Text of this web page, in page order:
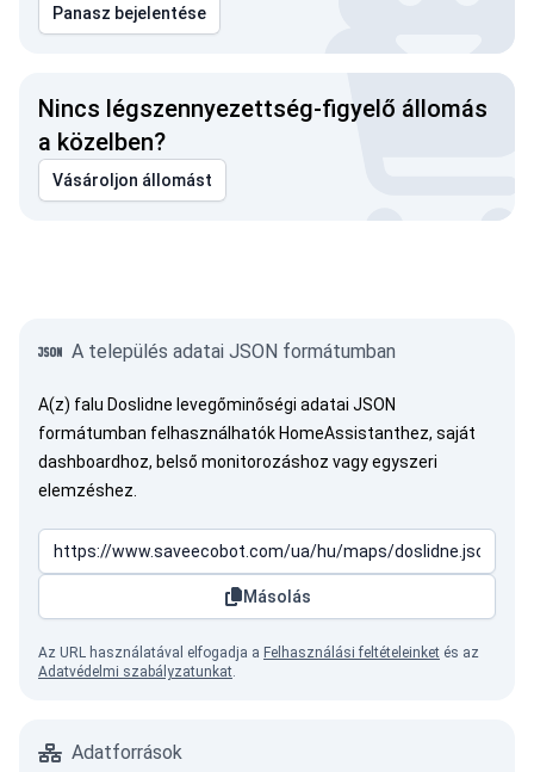
Panasz bejelentése
Nincs légszennyezettség-figyelő állomás
a közelben?
Vásároljon állomást
A település adatai JSON formátumban
A(z) falu Doslidne levegőminőségi adatai JSON
formátumban felhasználhatók HomeAssistanthez, saját
dashboardhoz, belső monitorozáshoz vagy egyszeri
elemzéshez.
Másolás
Az URL használatával elfogadja a Felhasználási feltételeinket és az
Adatvédelmi szabályzatunkat.
Adatforrások